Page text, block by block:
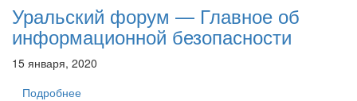
Уральский форум — Главное об
информационной безопасности
15 января, 2020
Подробнее